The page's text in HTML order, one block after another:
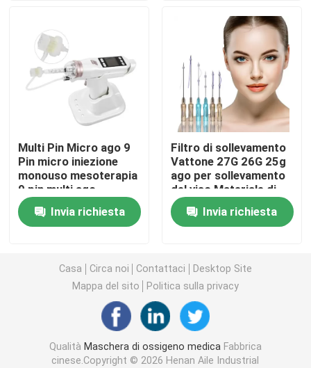
Maschera di ossigeno Venturi
Maschera di ossigeno portatile
Siringa sterile eliminabile
Insieme di trasfusione di infusione
Catetere rivestito di silicone
Fasciatura vestirsi chirurgico
Gauze Cotton Swab
parenterale Prelievo di
campioni di sangue
Multi Pin Micro ago 9
Pin micro iniezione
monouso mesoterapia
9 pin multi ago
Invia richiesta
Filtro di sollevamento
Vattone 27G 26G 25g
ago per sollevamento
del viso Materiale di
sutura Filtro DOP
Invia richiesta
Casa Circa noi Contattaci
Desktop Site
Mappa del sito
Politica sulla privacy
Qualità Maschera di ossigeno medica Fabbrica
cinese.Copyright © 2026 Henan Aile Industrial